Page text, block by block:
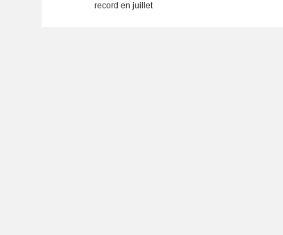
record en juillet